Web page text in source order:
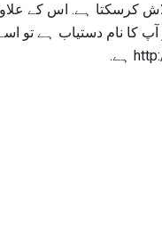
کرسکتا ہے. اس کے
نام دستیاب ہے تو